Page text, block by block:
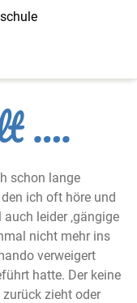
….
schon lange
ich oft höre und
leider ‚gängige
nicht mehr ins
verweigert
hatte. Der keine
zieht oder